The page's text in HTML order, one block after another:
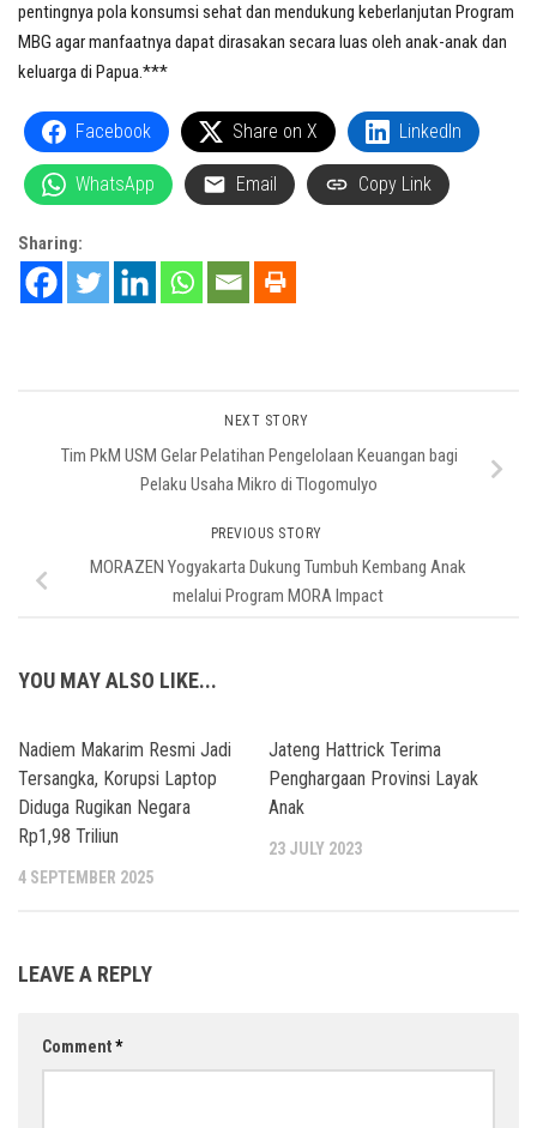
pentingnya pola konsumsi sehat dan mendukung keberlanjutan Program
MBG agar manfaatnya dapat dirasakan secara luas oleh anak-anak dan
keluarga di Papua.***
Facebook Share on X LinkedIn
WhatsApp Email Copy Link
Sharing:
NEXT STORY
Tim PkM USM Gelar Pelatihan Pengelolaan Keuangan bagi
Pelaku Usaha Mikro di Tlogomulyo
PREVIOUS STORY
MORAZEN Yogyakarta Dukung Tumbuh Kembang Anak
melalui Program MORA Impact
YOU MAY ALSO LIKE...
Nadiem Makarim Resmi Jadi
Tersangka, Korupsi Laptop
Diduga Rugikan Negara
Rp1,98 Triliun
4 SEPTEMBER 2025
Jateng Hattrick Terima
Penghargaan Provinsi Layak
Anak
23 JULY 2023
LEAVE A REPLY
Comment*